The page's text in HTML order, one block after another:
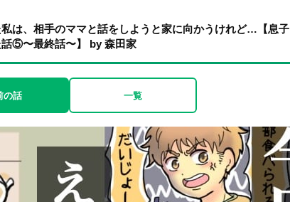
は、相手のママと話をしようと家に向かうけれど…【息子
⑤〜最終話〜】 by 森田家
の話 一覧